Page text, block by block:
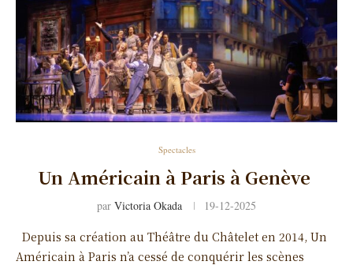
Spectacles
Un Américain à Paris à Genève
par Victoria Okada 19-12-2025
Depuis sa création au Théâtre du Châtelet en 2014, Un
Américain à Paris n’a cessé de conquérir les scènes